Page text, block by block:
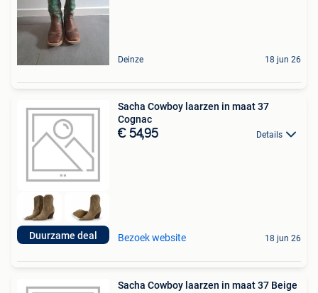
Deinze 18 jun 26
Duurzame deal
Sacha Cowboy laarzen in maat 37
Cognac
€ 54,95 Details
Bezoek website 18 jun 26
Sacha Cowboy laarzen in maat 37 Beige